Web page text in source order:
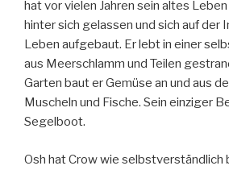
hat vor vielen Jahren sein altes
hinter sich gelassen und sich auf der
Leben aufgebaut. Er lebt in einer
aus Meerschlamm und Teilen
Garten baut er Gemüse an und aus
Muscheln und Fische. Sein einziger
Segelboot.
Osh hat Crow wie selbstverständlich